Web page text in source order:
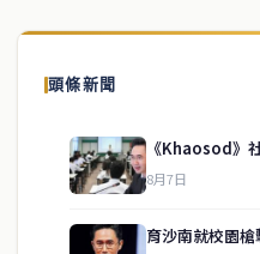
頭條新聞
《Khaosod》
8月7日
育沙南就校園